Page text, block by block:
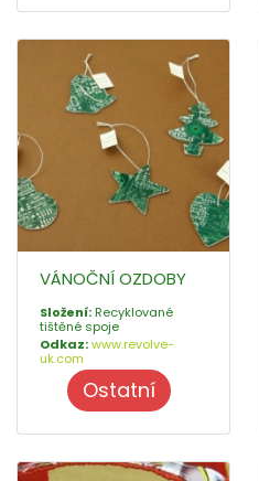
VÁNOČNÍ OZDOBY
Složení: Recyklované
tištěné spoje
Odkaz:www.revolve-
uk.com
Ostatní